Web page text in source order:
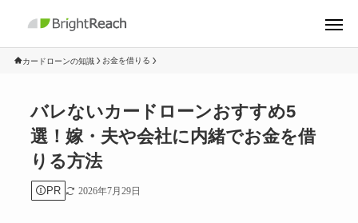
カードローンの知識 お金を借りる
バレないカードローンおすすめ5
選！嫁・夫や会社に内緒でお金を借
りる方法
PR 2026年7月29日